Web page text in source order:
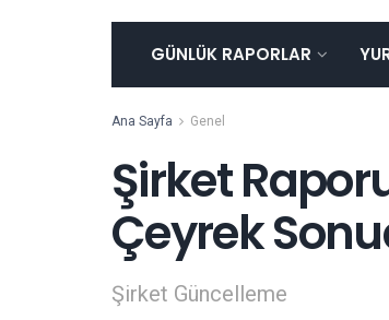
GÜNLÜK RAPORLAR
Ana Sayfa Genel
Şirket
Çeyrek
Şirket Güncelleme